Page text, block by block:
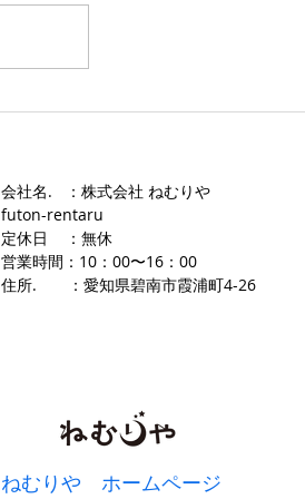
会社名. ：株式会社 ねむりや
futon-rentaru
定休日 ：無休
営業時間：10：00〜16 ：00
​住所. ：愛知県碧南市霞浦町4-2​6
ねむりや ホームページ